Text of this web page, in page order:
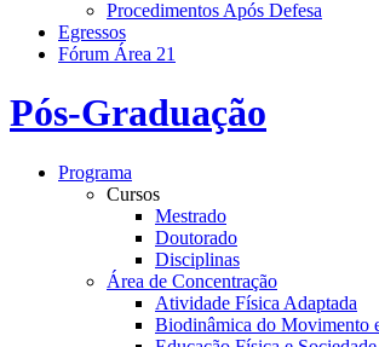
Procedimentos Após Defesa
Egressos
Fórum Área 21
Pós-Graduação
Programa
Cursos
Mestrado
Doutorado
Disciplinas
Área de Concentração
Atividade Física Adaptada
Biodinâmica do Movimento